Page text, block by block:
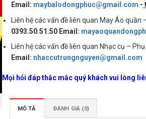
Email: maybalodongphuc@gmail.com -
Liên hệ các vấn đề liên quan May Áo quần
0393.50.51.50 Email:
Liên hệ các vấn đề liên quan Nhạc cụ –
Email: nhaccutrungnguyen@gmail.com
Mọi hỏi đáp thắc mắc quý khách vui lòng
MÔ TẢ ĐÁNH GIÁ (0)